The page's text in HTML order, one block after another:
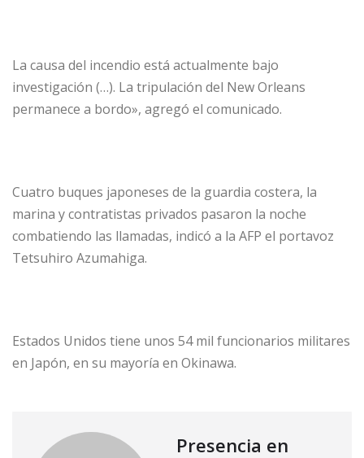
La causa del incendio está actualmente bajo
investigación (…). La tripulación del New Orleans
permanece a bordo», agregó el comunicado.
Cuatro buques japoneses de la guardia costera, la
marina y contratistas privados pasaron la noche
combatiendo las llamadas, indicó a la AFP el portavoz
Tetsuhiro Azumahiga.
Estados Unidos tiene unos 54 mil funcionarios militares
en Japón, en su mayoría en Okinawa.
Presencia en